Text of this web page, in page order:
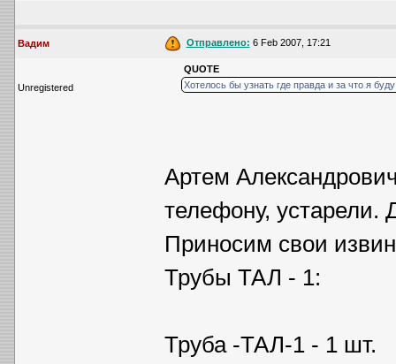
Вадим Отправлено: 6 Feb 2007, 17:21
Unregistered
QUOTE
Хотелось бы узнать где правда и за что я
Артем
телефону, устарели.
Приносим свои
Трубы ТАЛ - 1:
Труба -ТАЛ-1 - 1 шт.